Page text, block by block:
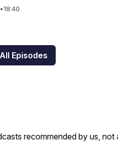
•18:40
Episodes
recommended by us, not